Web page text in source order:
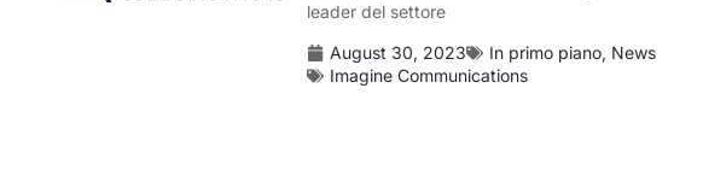
leader del settore
... August 30, 2023 In primo piano, News
Imagine Communications